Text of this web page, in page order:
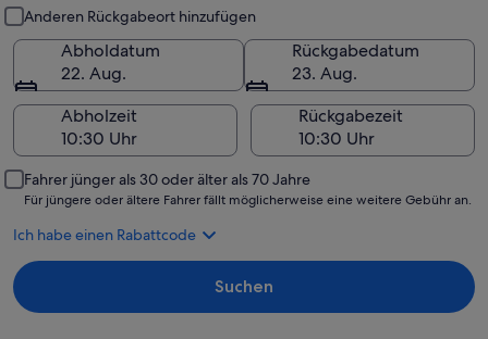
Anderen Rückgabeort hinzufügen
Abholdatum
22. Aug.
Rückgabedatum
23. Aug.
Abholzeit
Rückgabezeit
Fahrer jünger als 30 oder älter als 70 Jahre
Für jüngere oder ältere Fahrer fällt möglicherweise eine weitere Gebühr an.
Ich habe einen Rabattcode
Suchen